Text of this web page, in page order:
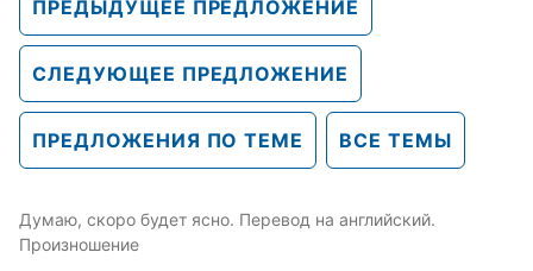
ПРЕДЫДУЩЕЕ ПРЕДЛОЖЕНИЕ
СЛЕДУЮЩЕЕ ПРЕДЛОЖЕНИЕ
ПРЕДЛОЖЕНИЯ ПО ТЕМЕ ВСЕ ТЕМЫ
Думаю, скоро будет ясно. Перевод на английский.
Произношение